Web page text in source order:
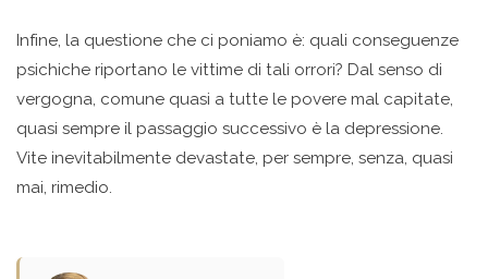
Infine, la questione che ci poniamo è: quali conseguenze
psichiche riportano le vittime di tali orrori? Dal senso di
vergogna, comune quasi a tutte le povere mal capitate,
quasi sempre il passaggio successivo è la depressione.
Vite inevitabilmente devastate, per sempre, senza, quasi
mai, rimedio.